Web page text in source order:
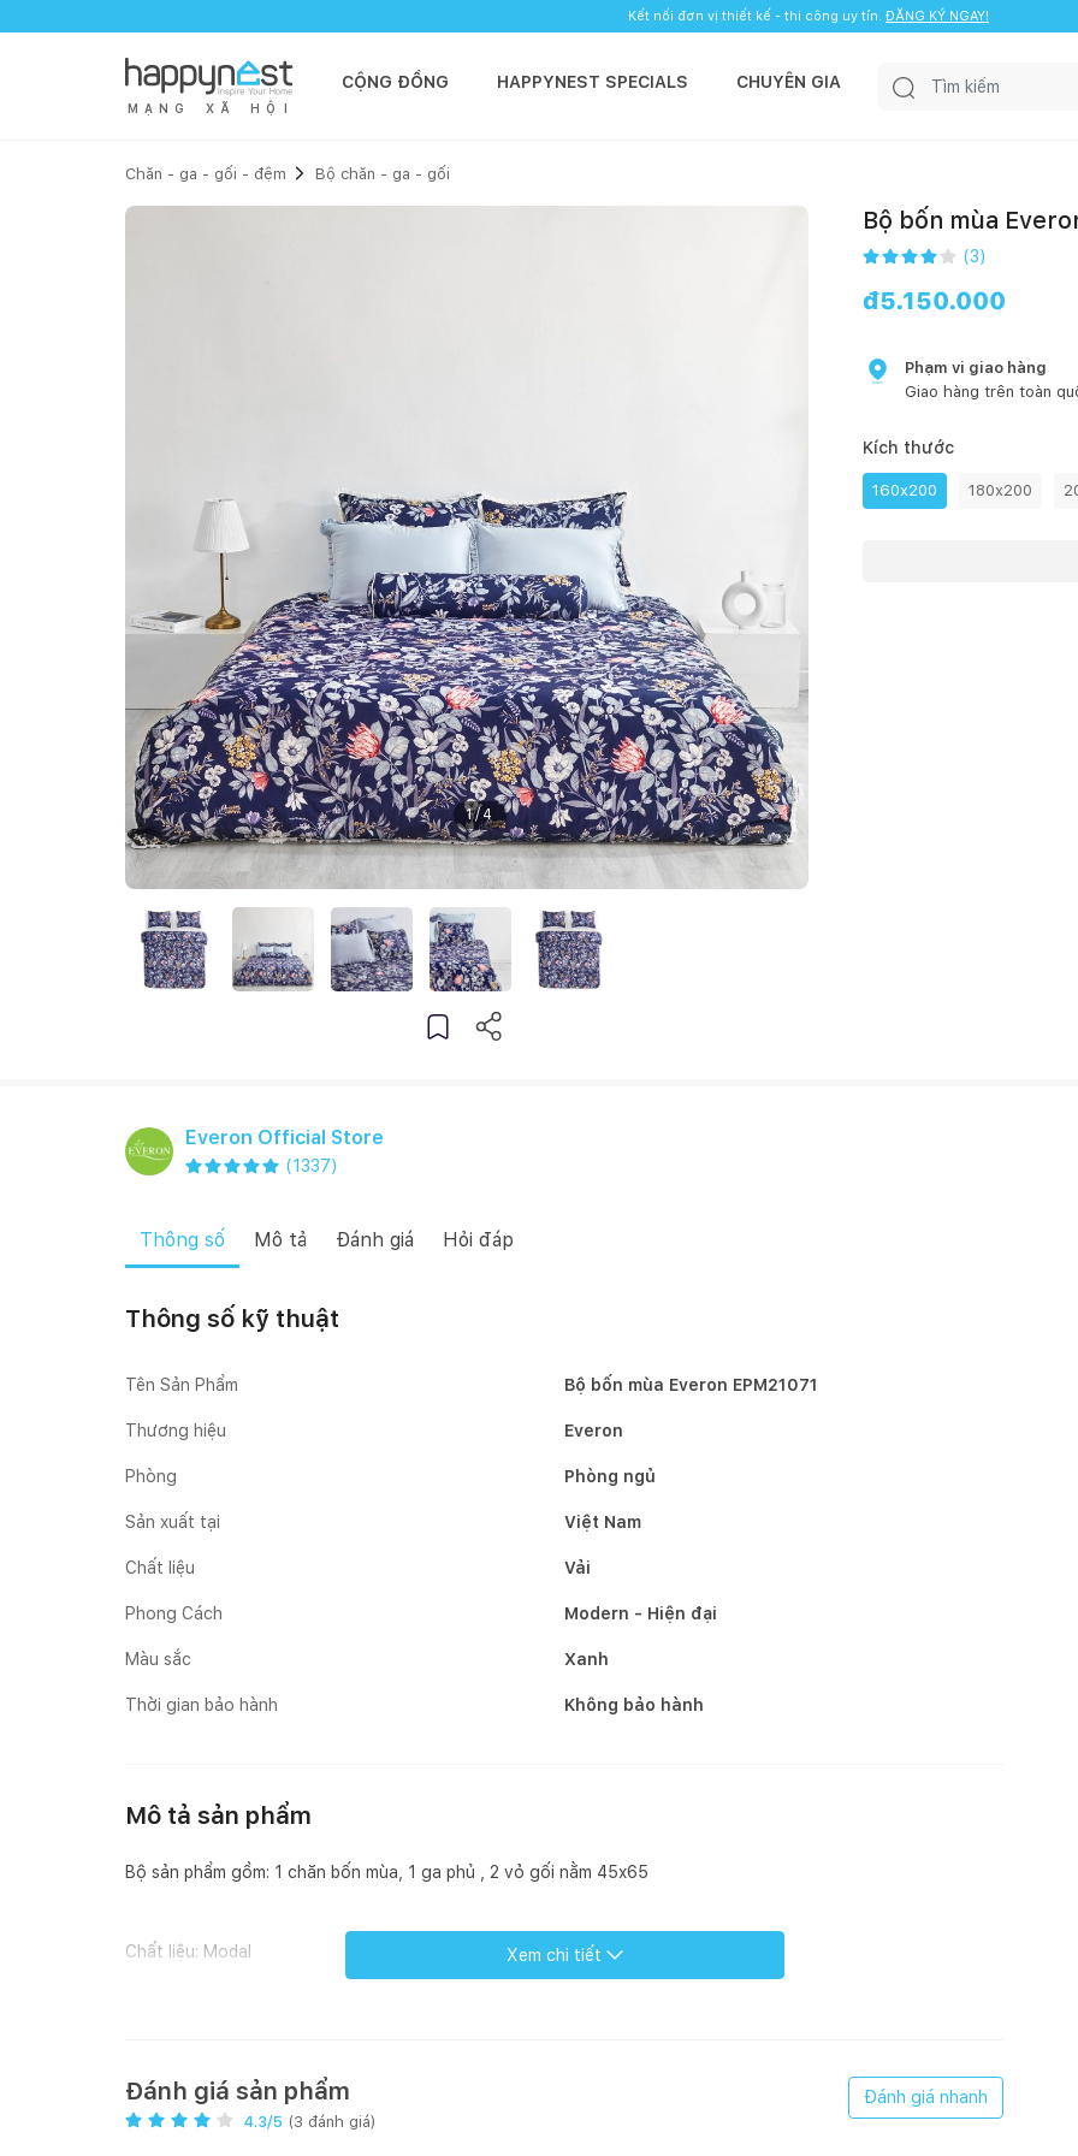
Kết nối đơn vị thiết kế - thi công uy tín. ĐĂNG KÝ NGAY!
M Ạ N G X Ã H Ộ I
CỘNG ĐỒNG HAPPYNEST SPECIALS CHUYÊN GIA
Chăn - ga - gối - đệm Bộ chăn - ga - gối
1/ 4
Bộ bốn mùa
(3)
đ5.150.000
Phạm vi giao hàng
Giao hàng trên toàn
Kích thước
160x200 180x200
Everon Official Store
(1337)
Thông số Mô tả Đánh giá Hỏi đáp
Thông số kỹ thuật
Tên Sản Phẩm Bộ bốn mùa Everon EPM21071
Thương hiệu Everon
Phòng Phòng ngủ
Sản xuất tại Việt Nam
Chất liệu Vải
Phong Cách Modern - Hiện đại
Màu sắc Xanh
Thời gian bảo hành Không bảo hành
Mô tả sản phẩm
Bộ sản phẩm gồm: 1 chăn bốn mùa, 1 ga phủ , 2 vỏ gối nằm 45x65
Chất liệu: Modal
Mô tả sản phẩm:
Xem chi tiết
Đánh giá sản phẩm
4.3/5 (3 đánh giá)
Đánh giá nhanh